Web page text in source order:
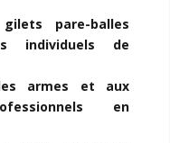
pare-balles
individuels de
armes et aux
en